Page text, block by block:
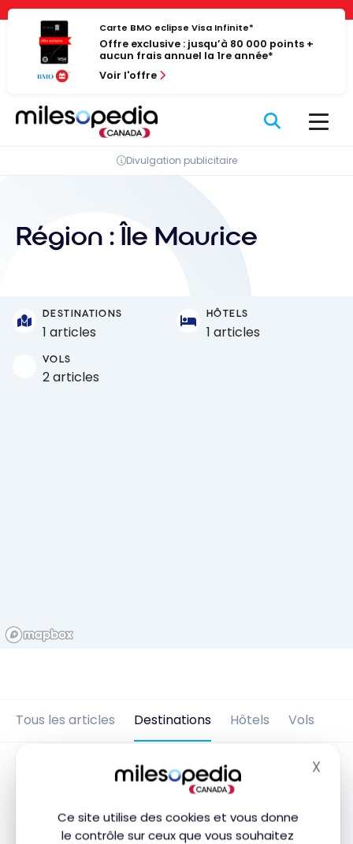
Panneau de gestion des cookies
Ce site utilise des cookies et vous donne
le contrôle sur ceux que vous souhaitez
X
Passer
contenu
Carte BMO eclipse Visa Infinite*
Offre exclusive : jusqu’à 80 000 points +
aucun frais annuel la 1re année*
Voir l'offre
Divulgation publicitaire
Région :Île Maurice
DESTINATIONS
1 articles
HÔTELS
1 articles
VOLS
2 articles
Tous les articles Destinations Hôtels Vols